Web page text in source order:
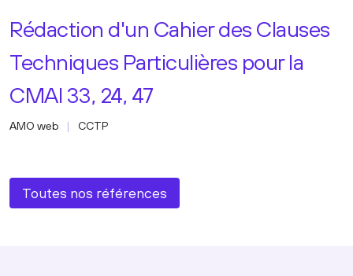
Rédaction d'un Cahier des Clauses
Techniques Particulières pour la
CMAI 33, 24, 47
AMO web CCTP
Toutes nos références